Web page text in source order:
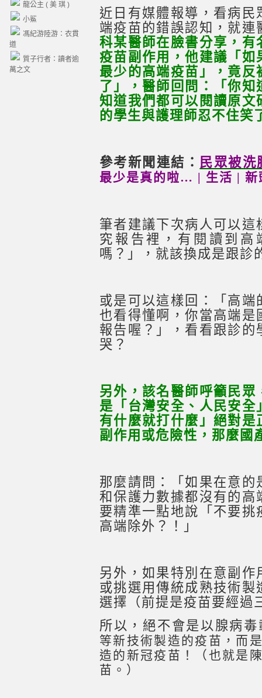
龍公主 ( 美 琪 )
小鯊
馮紀游陸游：衣貫
道
質子行者：讀者逾
萬之文
近日有媒體報導，看病
端疫苗的錯誤認知，就連
科某醫師在臉書分享，
疫苗副作用，他建議「
最少的高端疫苗」，竟
了」，醫師回問：「你
知道我們都可以閱讀原
的學生與護理師忍不住笑
參考新聞連結： 民眾被洗
最少是真的啦… | 生活 |
筆者建議下次病人可以
究報告裡，有閱讀到高
嗎？」，就該換成是跟診
或是可以這樣回：「高
也看得懂啊，你當高端
報告喔？」，看看跟診
哭？
另外，該名醫師呼籲民
是「台灣安全、人民安
有什麼就打什麼」絕對
副作用或危險性，那麼國
那麼請問：「如果在意
和保護力數據都沒有的
要精準一點地說「不要
高端除外？！」
另外，如果特別在意副
或挑選用傳統成熟技術
選擇（前提是疫苗要經過
所以，絕不會是以腺病
等新技術製造的疫苗，而
造的新冠疫苗！（也就是
苗。）